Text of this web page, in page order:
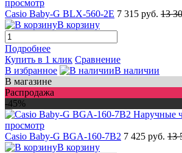
просмотр
Casio Baby-G BLX-560-2E 7 315 руб. 13
В корзину
Подробнее
Купить в 1 клик Сравнение
В избранное
В наличии
В магазине
Распродажа
-45%
просмотр
Casio Baby-G BGA-160-7B2 7 425 руб. 13
В корзину